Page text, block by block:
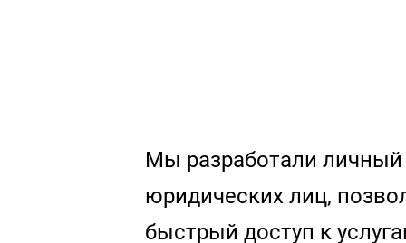
Мы разработали личный
юридических лиц,
быстрый доступ к